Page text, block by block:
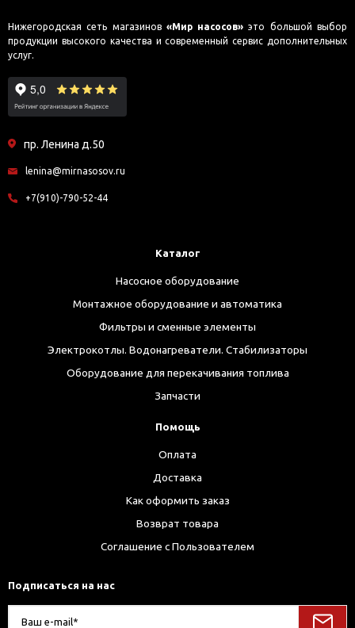
Нижегородская сеть магазинов «Мир насосов» это большой выбор
продукции высокого качества и современный сервис дополнительных
услуг.
пр. Ленина д.50
lenina@mirnasosov.ru
+7(910)-790-52-44
Каталог
Насосное оборудование
Монтажное оборудование и автоматика
Фильтры и сменные элементы
Электрокотлы. Водонагреватели. Стабилизаторы
Оборудование для перекачивания топлива
Запчасти
Помощь
Оплата
Доставка
Как оформить заказ
Возврат товара
Соглашение с Пользователем
Подписаться на нас